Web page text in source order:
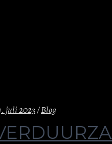
juli 2023 Blog